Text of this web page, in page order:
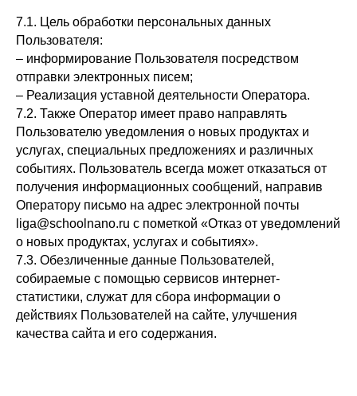
7.1. Цель обработки персональных данных
Пользователя:
– информирование Пользователя посредством
отправки электронных писем;
– Реализация уставной деятельности Оператора.
7.2. Также Оператор имеет право направлять
Пользователю уведомления о новых продуктах и
услугах, специальных предложениях и различных
событиях. Пользователь всегда может отказаться от
получения информационных сообщений, направив
Оператору письмо на адрес электронной почты
liga@schoolnano.ru с пометкой «Отказ от уведомлений
о новых продуктах, услугах и событиях».
7.3. Обезличенные данные Пользователей,
собираемые с помощью сервисов интернет-
статистики, служат для сбора информации о
действиях Пользователей на сайте, улучшения
качества сайта и его содержания.